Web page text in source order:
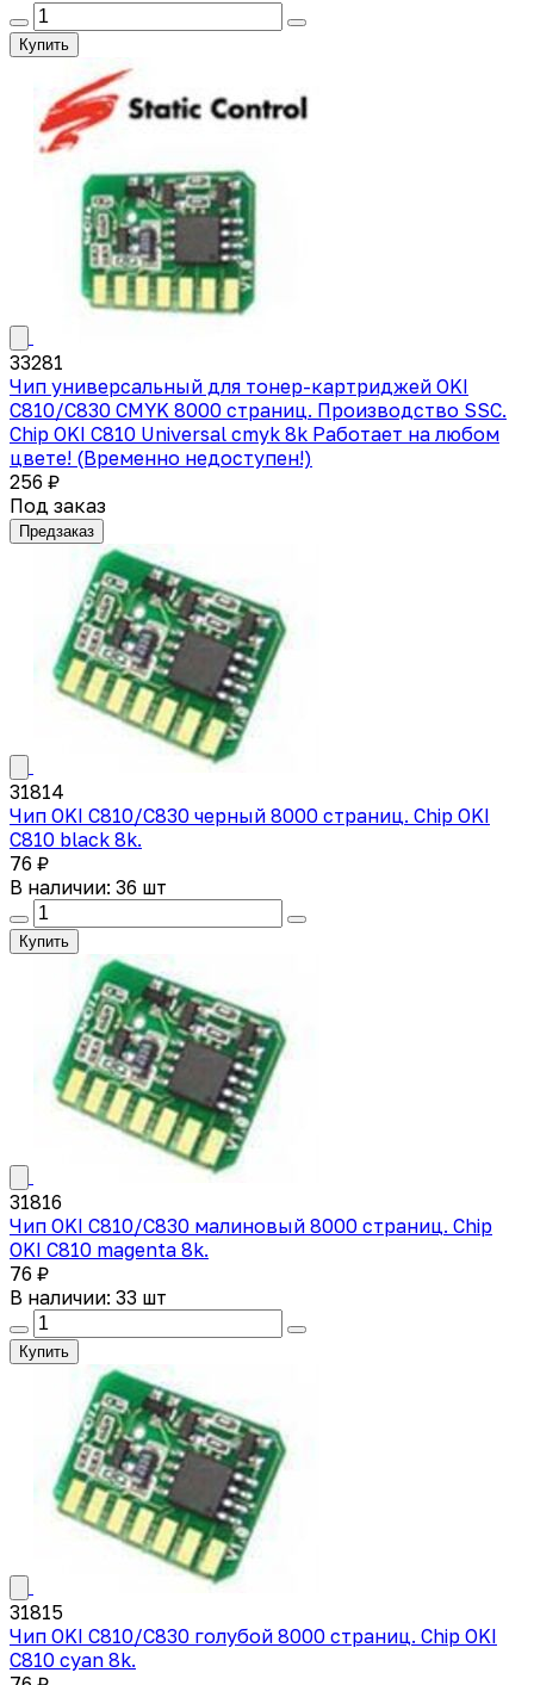
Купить
33281
Чип универсальный для тонер-картриджей OKI
C810/C830 CMYK 8000 страниц. Производство SSC.
Chip OKI C810 Universal cmyk 8k Работает на любом
цвете! (Временно недоступен!)
256 ₽
Под заказ
Предзаказ
31814
Чип OKI C810/C830 черный 8000 страниц. Chip OKI
C810 black 8k.
76 ₽
В наличии: 36 шт
Купить
31816
Чип OKI C810/C830 малиновый 8000 страниц. Chip
OKI C810 magenta 8k.
76 ₽
В наличии: 33 шт
Купить
31815
Чип OKI C810/C830 голубой 8000 страниц. Chip OKI
C810 cyan 8k.